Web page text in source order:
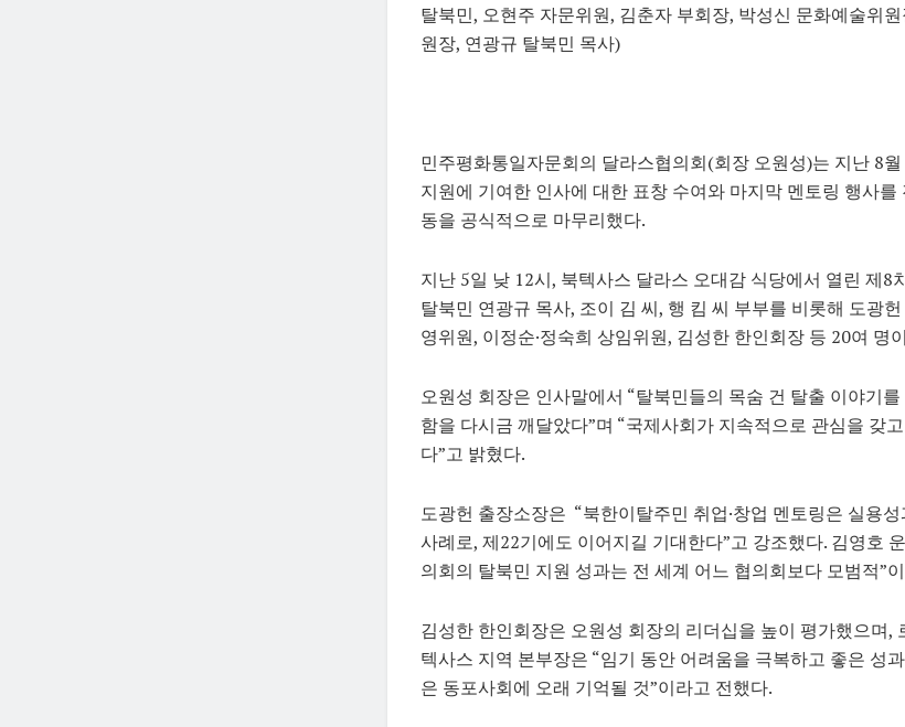
탈북민, 오현주 자문위원, 김춘자 부회장, 박성신 문화예술위
원장, 연광규 탈북민 목사)
민주평화통일자문회의 달라스협의회(회장 오원성)는 지난 8
지원에 기여한 인사에 대한 표창 수여와 마지막 멘토링 행사
동을 공식적으로 마무리했다.
지난 5일 낮 12시, 북텍사스 달라스 오대감 식당에서 열린 제8
탈북민 연광규 목사, 조이 김 씨, 행 킴 씨 부부를 비롯해 도광
영위원, 이정순·정숙희 상임위원, 김성한 한인회장 등 20여 명
오원성 회장은 인사말에서 “탈북민들의 목숨 건 탈출 이야기
함을 다시금 깨달았다”며 “국제사회가 지속적으로 관심을 갖
다”고 밝혔다.
도광헌 출장소장은 “북한이탈주민 취업·창업 멘토링은 실용
사례로, 제22기에도 이어지길 기대한다”고 강조했다. 김영호
의회의 탈북민 지원 성과는 전 세계 어느 협의회보다 모범적”
김성한 한인회장은 오원성 회장의 리더십을 높이 평가했으며,
텍사스 지역 본부장은 “임기 동안 어려움을 극복하고 좋은 성
은 동포사회에 오래 기억될 것”이라고 전했다.